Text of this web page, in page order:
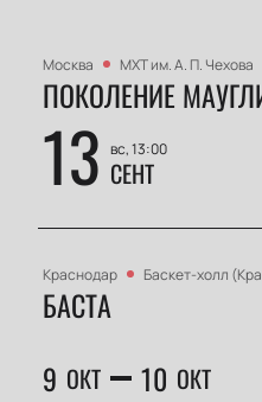
Москва МХТ им. А. П. Чехова
ПОКОЛЕНИЕ
13 вс, 13:00
СЕНТ
Краснодар Баскет-холл
БАСТА
9 ОКТ 10 ОКТ